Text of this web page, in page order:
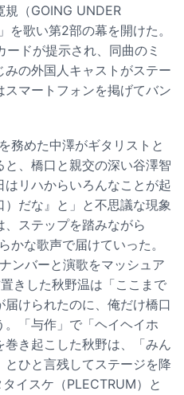
規（GOING UNDER
を歌い第2部の幕を開けた。
ードが提示され、同曲のミ
の外国人キャストがステー
マートフォンを掲げてバン
務めた中澤がギタリストと
、橋口と親交の深い谷澤智
リハからいろんなことが起
だな』と」と不思議な現象
ステップを踏みながら
な歌声で届けていった。
ンバーと演歌をマッシュア
きした秋野温は「ここまで
けられたのに、俺だけ橋口
。「与作」で「ヘイヘイホ
き起こした秋野は、「みん
ひと言残してステージを降
イスケ（PLECTRUM）と